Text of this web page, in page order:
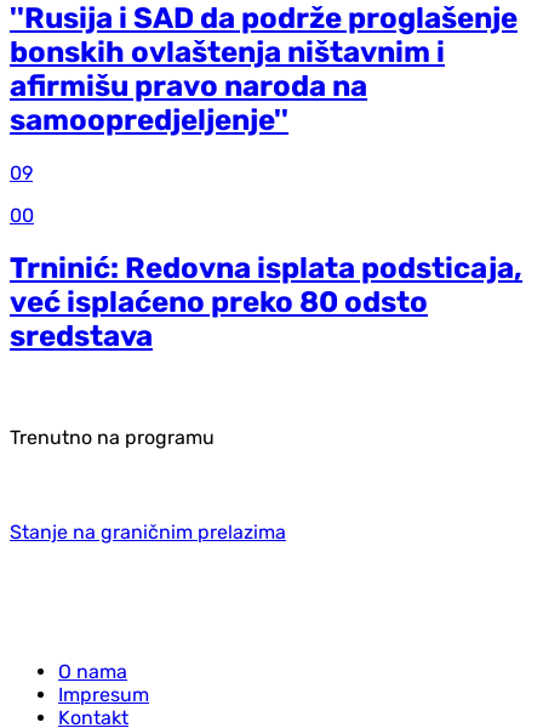
''Rusija i SAD da podrže proglašenje
bonskih ovlaštenja ništavnim i
afirmišu pravo naroda na
samoopredjeljenje''
09
00
Trninić: Redovna isplata podsticaja,
već isplaćeno preko 80 odsto
sredstava
Trenutno na programu
Stanje na graničnim prelazima
O nama
Impresum
Kontakt